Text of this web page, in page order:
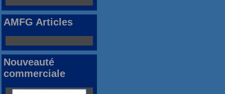
AMFG Articles
Nouveauté
commerciale